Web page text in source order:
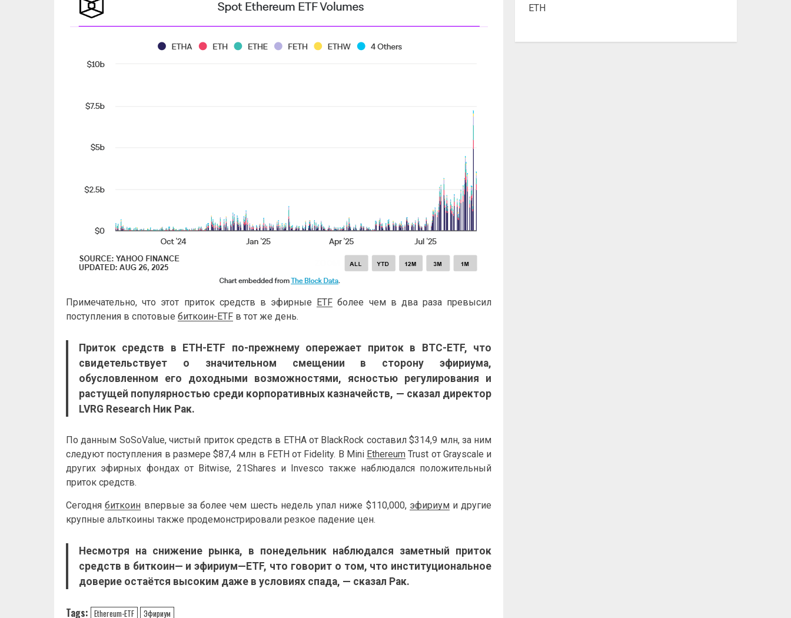
Примечательно, что этот приток средств в эфирные ETF более чем в два раза превысил
поступления в спотовые биткоин-ETF в тот же день.
Приток средств в ETH-ETF по-прежнему опережает приток в BTC-ETF, что
свидетельствует о значительном смещении в сторону эфириума,
обусловленном его доходными возможностями, ясностью регулирования и
растущей популярностью среди корпоративных казначейств, — сказал директор
LVRG Research Ник Рак.
По данным SoSoValue, чистый приток средств в ETHA от BlackRock составил $314,9 млн, за ним
следуют поступления в размере $87,4 млн в FETH от Fidelity. В Mini Ethereum Trust от Grayscale и
других эфирных фондах от Bitwise, 21Shares и Invesco также наблюдался положительный
приток средств.
Сегоднябиткоин впервые за более чем шесть недель упал ниже $110,000, эфириуми другие
крупные альткоины также продемонстрировали резкое падение цен.
Несмотря на снижение рынка, в понедельник наблюдался заметный приток
средств в биткоин— иэфириум—ETF, что говорит о том, что институциональное
доверие остаётся высоким даже в условиях спада, — сказал Рак.
Tags: Ethereum-ETF Эфириум
ETH